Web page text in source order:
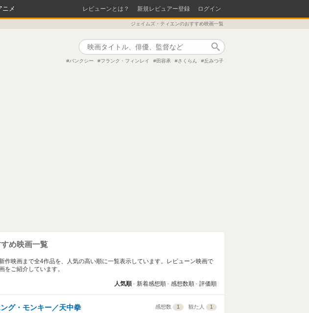
ニメ レビューンとは？ 新規レビュアー登録 ログイン
ジェイムズ・ティエンのおすすめ映画一覧
バンクシー フランク・フィンレイ 田容承 さくらん 丘みつ子
め映画一覧
作映画まで全4作品を、人気の高い順に一覧表示しています。レビューン映画で
をご紹介しています。
人気順 新着感想順 感想数順 評価順
グ・モンキー／天中拳 感想数 1 観た人 1